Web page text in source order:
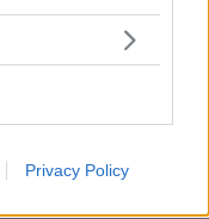
Privacy Policy